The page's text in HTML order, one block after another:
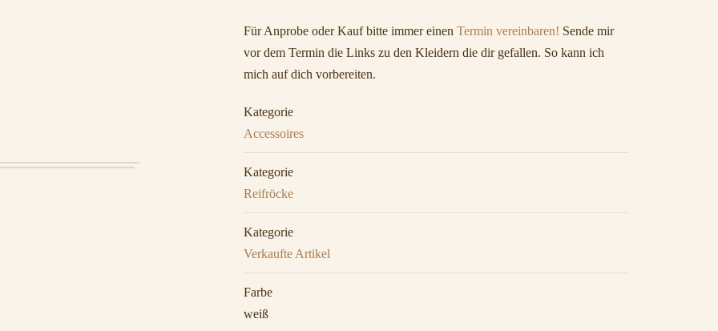
Für Anprobe oder Kauf bitte immer einen Termin vereinbaren! Sende mir
vor dem Termin die Links zu den Kleidern die dir gefallen. So kann ich
mich auf dich vorbereiten.
Kategorie
Accessoires
Kategorie
Reifröcke
Kategorie
Verkaufte Artikel
Farbe
weiß